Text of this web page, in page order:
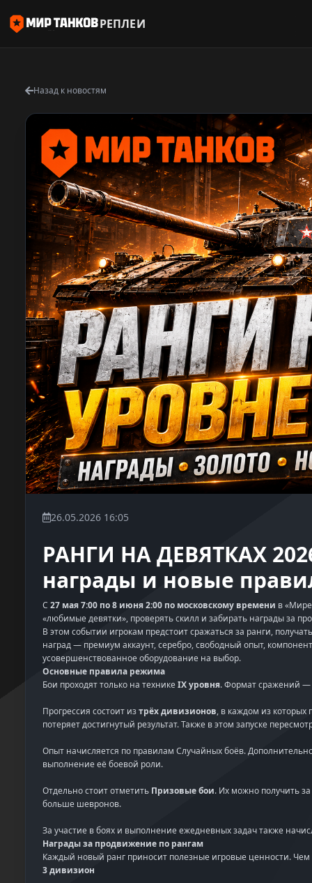
РЕПЛЕИ
Назад к новостям
26.05.2026 16:05
РАНГИ НА ДЕВЯТКАХ
награды и новые
С 27 мая 7:00 по 8 июня 2:00 по московскому времени в
«любимые девятки», проверять скилл и забирать награды за
В этом событии игрокам предстоит сражаться за ранги,
наград — премиум аккаунт, серебро, свободный опыт,
усовершенствованное оборудование на выбор.
Основные правила режима
Бои проходят только на техникеIX уровня. Формат сражений —
Прогрессия состоит изтрёх дивизионов, в каждом из которых
потеряет достигнутый результат. Также в этом запуске
Опыт начисляется по правилам Случайных боёв.
выполнение её боевой роли.
Отдельно стоит отметить Призовые бои. Их можно получить
больше шевронов.
За участие в боях и выполнение ежедневных задач также
Награды за продвижение по рангам
Каждый новый ранг приносит полезные игровые ценности.
3 дивизион